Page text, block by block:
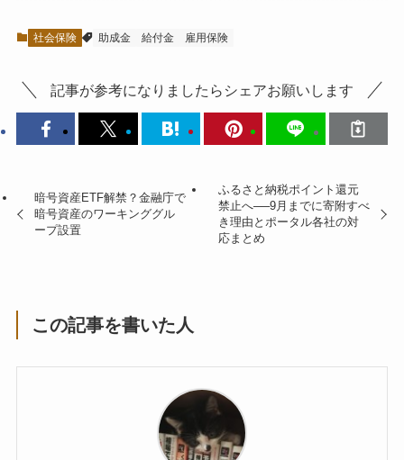
社会保険 助成金 給付金 雇用保険
記事が参考になりましたらシェアお願いします
暗号資産ETF解禁？金融庁で
暗号資産のワーキンググル
ープ設置
ふるさと納税ポイント還元
禁止へ──9月までに寄附すべ
き理由とポータル各社の対
応まとめ
この記事を書いた人